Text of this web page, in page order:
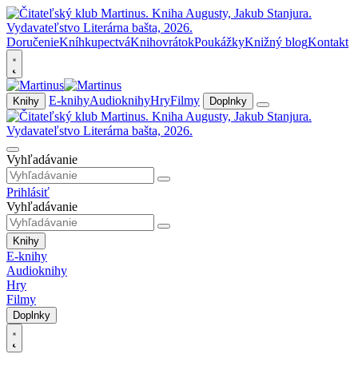
DoručenieKníhkupectváKnihovrátokPoukážkyKnižný blogKontakt
Knihy E-knihyAudioknihyHryFilmy Doplnky
Vyhľadávanie
Prihlásiť
Vyhľadávanie
Knihy
E-knihy
Audioknihy
Hry
Filmy
Doplnky